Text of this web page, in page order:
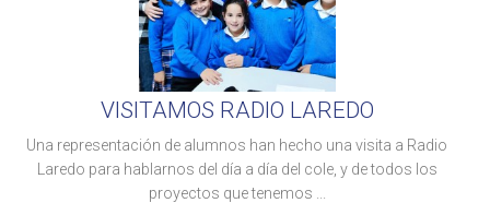
VISITAMOS RADIO LAREDO
Una representación de alumnos han hecho una visita a Radio
Laredo para hablarnos del día a día del cole, y de todos los
proyectos que tenemos ...